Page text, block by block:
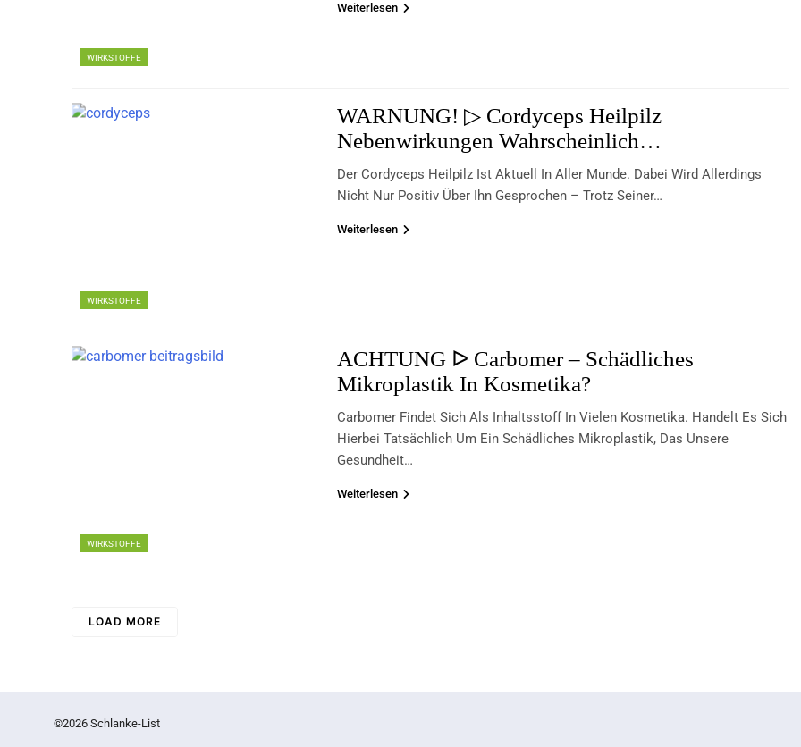
WIRKSTOFFE
Weiterlesen
WIRKSTOFFE
WARNUNG! ▷ Cordyceps Heilpilz
Nebenwirkungen Wahrscheinlich…
Der Cordyceps Heilpilz Ist Aktuell In Aller Munde. Dabei Wird Allerdings
Nicht Nur Positiv Über Ihn Gesprochen – Trotz Seiner…
Weiterlesen
WIRKSTOFFE
ACHTUNG ᐅ Carbomer – Schädliches
Mikroplastik In Kosmetika?
Carbomer Findet Sich Als Inhaltsstoff In Vielen Kosmetika. Handelt Es Sich
Hierbei Tatsächlich Um Ein Schädliches Mikroplastik, Das Unsere
Gesundheit…
Weiterlesen
LOAD MORE
©2026 Schlanke-List